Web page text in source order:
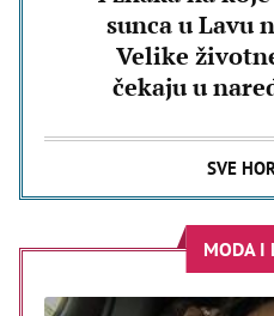
sunca u Lavu
Velike
čekaju u
SVE
MODA I